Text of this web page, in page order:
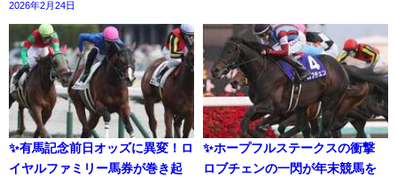
2026年2月24日
✨有馬記念前日オッズに異変！ロ
イヤルファミリー馬券が巻き起
✨ホープフルステークスの衝撃
ロブチェンの一閃が年末競馬を